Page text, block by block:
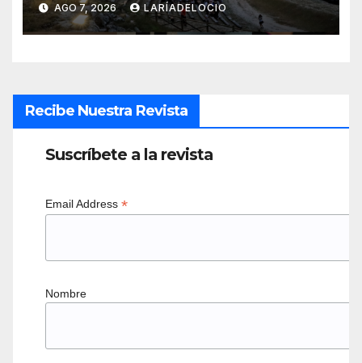
AGO 7, 2026 LARÍADELOCIO
Recibe Nuestra Revista
Suscríbete a la revista
Email Address *
Nombre